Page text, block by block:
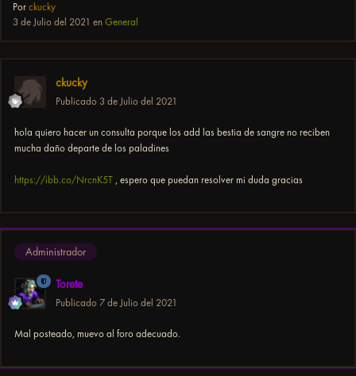
Por ckucky
3 de Julio del 2021 en General
ckucky
Publicado 3 de Julio del 2021
hola quiero hacer un consulta porque los add las bestia de sangre no reciben
mucha daño departe de los paladines
https://ibb.co/NrcnK5T , espero que puedan resolver mi duda gracias
Administrador
Torete
Publicado 7 de Julio del 2021
Mal posteado, muevo al foro adecuado.